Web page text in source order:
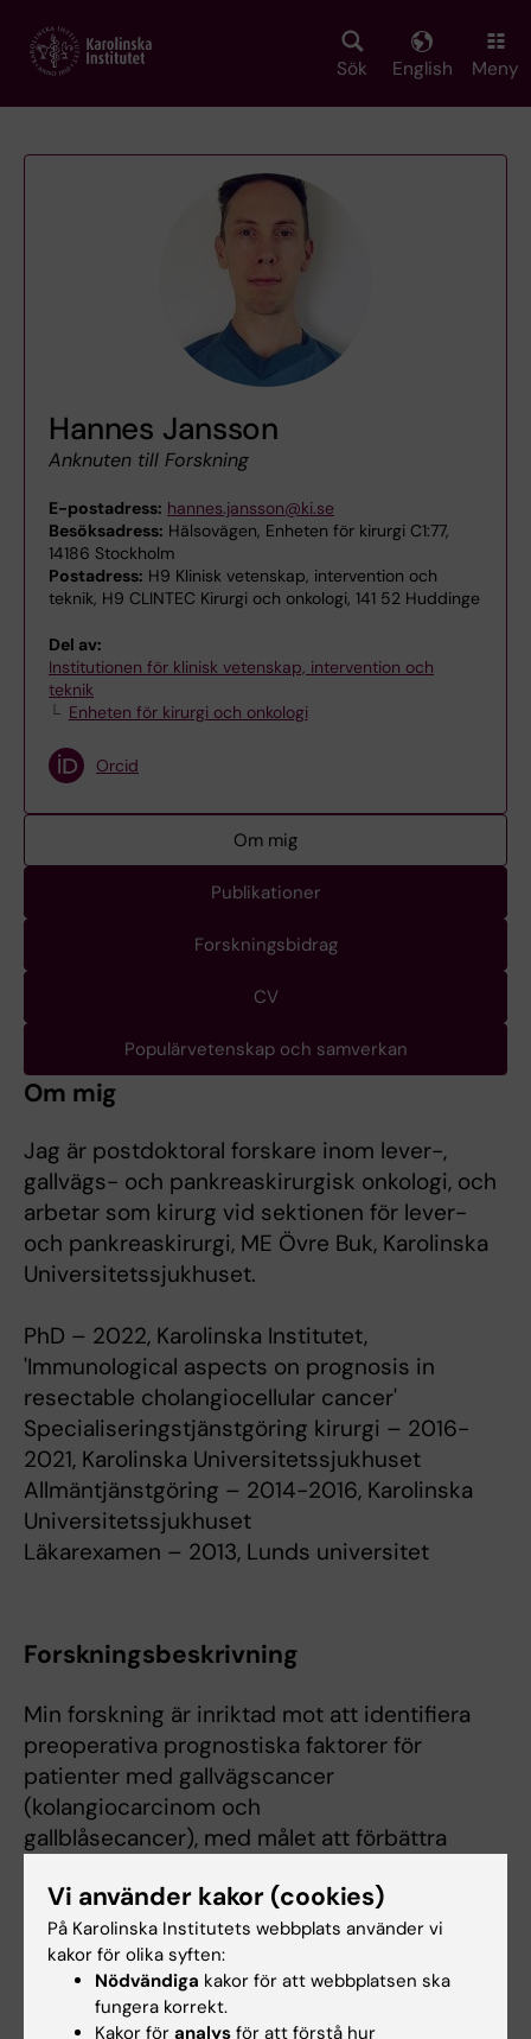
main
Sök English Meny
Hannes Jansson
Anknuten till Forskning
E-postadress: hannes.jansson@ki.se
Besöksadress: Hälsovägen, Enheten för kirurgi C1:77,
14186 Stockholm
Postadress: H9 Klinisk vetenskap, intervention och
teknik, H9 CLINTEC Kirurgi och onkologi, 141 52 Huddinge
Del av:
Institutionen för klinisk vetenskap, intervention och
teknik
Enheten för kirurgi och onkologi
Orcid
Om mig
Publikationer
Forskningsbidrag
CV
Populärvetenskap och samverkan
Om mig
Jag är postdoktoral forskare inom lever-,
gallvägs- och pankreaskirurgisk onkologi, och
arbetar som kirurg vid sektionen för lever-
och pankreaskirurgi, ME Övre Buk, Karolinska
Universitetssjukhuset.
PhD – 2022, Karolinska Institutet,
'Immunological aspects on prognosis in
resectable cholangiocellular cancer'
Specialiseringstjänstgöring kirurgi – 2016-
2021, Karolinska Universitetssjukhuset
Allmäntjänstgöring – 2014-2016, Karolinska
Universitetssjukhuset
Läkarexamen – 2013, Lunds universitet
Forskningsbeskrivning
Min forskning är inriktad mot att identifiera
preoperativa prognostiska faktorer för
patienter med gallvägscancer
(kolangiocarcinom och
gallblåsecancer), med målet att förbättra
Undervisning
AT-studierektor kirurgi vid Karolinska
Vi använder kakor (cookies)
På Karolinska Institutets webbplats använder vi
kakor för olika syften:
Nödvändiga kakor för att webbplatsen ska
fungera korrekt.
Kakor för analys för att förstå hur